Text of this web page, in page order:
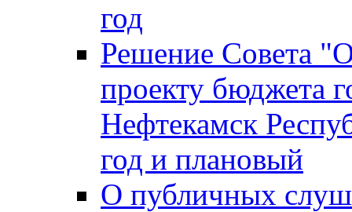
год
Решение Совета
проекту бюджета
Нефтекамск
год и плановый
О публичных